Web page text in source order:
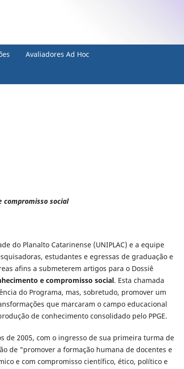
Avaliadores Ad Hoc
compromisso social
do Planalto Catarinense (UNIPLAC) e a equipe
estudantes e egressas de graduação e
afins a submeterem artigos para o Dossiê
e compromisso social. Esta chamada
do Programa, mas, sobretudo, promover um
que marcaram o campo educacional
de conhecimento consolidado pelo PPGE.
de 2005, com o ingresso de sua primeira turma de
de "promover a formação humana de docentes e
e com compromisso científico, ético, político e